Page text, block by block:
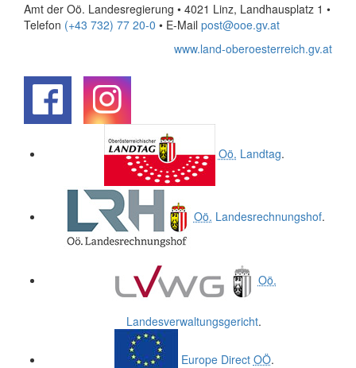
Amt der Oö. Landesregierung • 4021 Linz, Landhausplatz 1 •
Telefon (+43 732) 77 20-0 • E-Mail post@ooe.gv.at
www.land-oberoesterreich.gv.at
Oö. Landtag.
Oö. Landesrechnungshof.
Oö.
Landesverwaltungsgericht.
Europe Direct OÖ.